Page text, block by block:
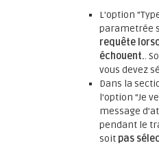
L'option
parametrée
requête
échouent..
vous devez
Dans la
l'option "Je
message
pendant le
soit pas